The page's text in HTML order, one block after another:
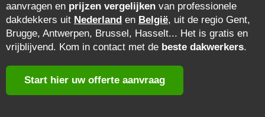
aanvragen en prijzen vergelijken van professionele
dakdekkers uit Nederland en België, uit de regio Gent,
Brugge, Antwerpen, Brussel, Hasselt... Het is gratis en
vrijblijvend. Kom in contact met de beste dakwerkers.
Start hier uw offerte aanvraag